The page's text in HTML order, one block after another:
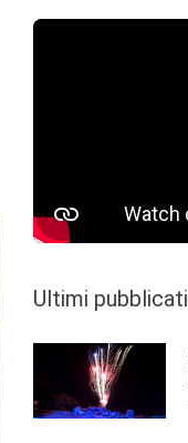
Ultimi pubblicati